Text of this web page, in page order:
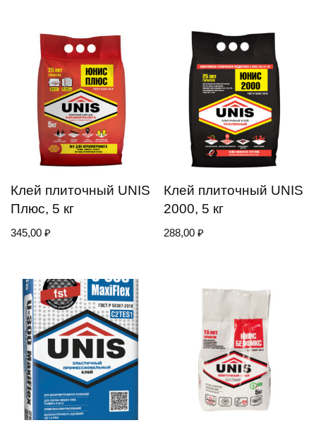
Клей плиточный UNIS
Плюс, 5 кг
345,00 ₽
Клей плиточный UNIS
2000, 5 кг
288,00₽